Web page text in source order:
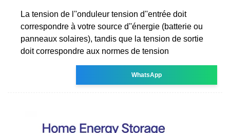
La tension de l''onduleur tension d''entrée doit
correspondre à votre source d''énergie (batterie ou
panneaux solaires), tandis que la tension de sortie
doit correspondre aux normes de tension
WhatsApp